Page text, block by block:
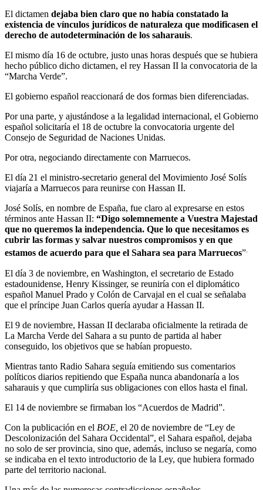
El dictamen dejaba bien claro que no había constatado la
existencia de vínculos jurídicos de naturaleza que modificasen el
derecho de autodeterminación de los saharauis.
El mismo día 16 de octubre, justo unas horas después que se hubiera
hecho público dicho dictamen, el rey Hassan II la convocatoria de la
“Marcha Verde”.
El gobierno español reaccionará de dos formas bien diferenciadas.
Por una parte, y ajustándose a la legalidad internacional, el Gobierno
español solicitaría el 18 de octubre la convocatoria urgente del
Consejo de Seguridad de Naciones Unidas.
Por otra, negociando directamente con Marruecos.
El día 21 el ministro-secretario general del Movimiento José Solís
viajaría a Marruecos para reunirse con Hassan II.
José Solís, en nombre de España, fue claro al expresarse en estos
términos ante Hassan II: “Digo solemnemente a Vuestra Majestad
que no queremos la independencia. Que lo que necesitamos es
cubrir las formas y salvar nuestros compromisos y en que
estamos de acuerdo para que el Sahara sea para Marruecos”.
El día 3 de noviembre, en Washington, el secretario de Estado
estadounidense, Henry Kissinger, se reuniría con el diplomático
español Manuel Prado y Colón de Carvajal en el cual se señalaba
que el príncipe Juan Carlos quería ayudar a Hassan II.
El 9 de noviembre, Hassan II declaraba oficialmente la retirada de
La Marcha Verde del Sahara a su punto de partida al haber
conseguido, los objetivos que se habían propuesto.
Mientras tanto Radio Sahara seguía emitiendo sus comentarios
políticos diarios repitiendo que España nunca abandonaría a los
saharauis y que cumpliría sus obligaciones con ellos hasta el final.
El 14 de noviembre se firmaban los “Acuerdos de Madrid”.
Con la publicación en el BOE, el 20 de noviembre de “Ley de
Descolonización del Sahara Occidental”, el Sahara español, dejaba
no solo de ser provincia, sino que, además, incluso se negaría, como
se indicaba en el texto introductorio de la Ley, que hubiera formado
parte del territorio nacional.